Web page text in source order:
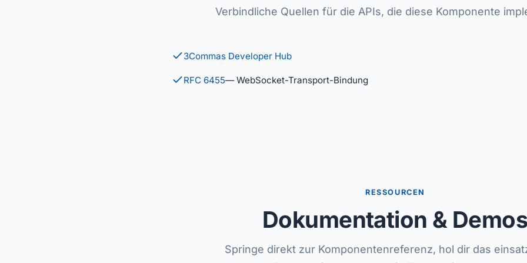
Verbindliche Quellen für die APIs, die diese Komponente
3Commas Developer Hub
RFC 6455— WebSocket-Transport-Bindung
RESSOURCEN
Dokumentation & Demos
Springe direkt zur Komponentenreferenz, hol dir das